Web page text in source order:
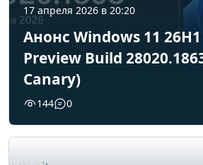
17 апреля 2026 в 20:20
Анонс Windows 11
Preview Build
Canary)
144 0